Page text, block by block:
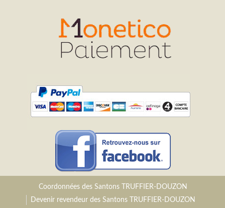
Coordonnées des Santons TRUFFIER-DOUZON
Devenir revendeur des Santons TRUFFIER-DOUZON